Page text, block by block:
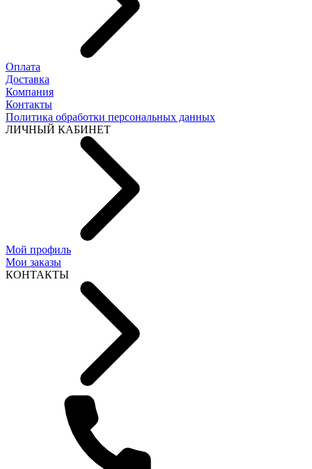
Оплата
Доставка
Компания
Контакты
Политика обработки персональных данных
ЛИЧНЫЙ КАБИНЕТ
Мой профиль
Мои заказы
КОНТАКТЫ